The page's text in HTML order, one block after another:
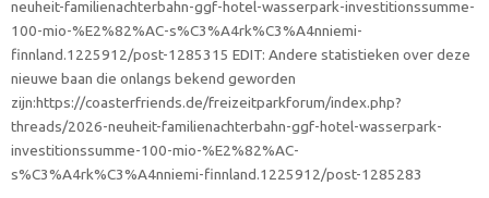
neuheit-familienachterbahn-ggf-hotel-wasserpark-investitionssumme-
100-mio-%E2%82%AC-s%C3%A4rk%C3%A4nniemi-
finnland.1225912/post-1285315 EDIT: Andere statistieken over deze
nieuwe baan die onlangs bekend geworden
zijn:https://coasterfriends.de/freizeitparkforum/index.php?
threads/2026-neuheit-familienachterbahn-ggf-hotel-wasserpark-
investitionssumme-100-mio-%E2%82%AC-
s%C3%A4rk%C3%A4nniemi-finnland.1225912/post-1285283